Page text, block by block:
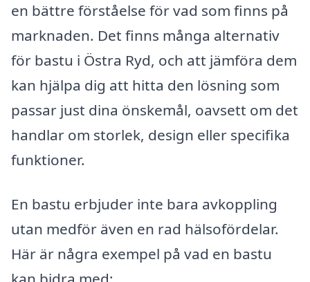
en bättre förståelse för vad som finns på
marknaden. Det finns många alternativ
för bastu i Östra Ryd, och att jämföra dem
kan hjälpa dig att hitta den lösning som
passar just dina önskemål, oavsett om det
handlar om storlek, design eller specifika
funktioner.
En bastu erbjuder inte bara avkoppling
utan medför även en rad hälsofördelar.
Här är några exempel på vad en bastu